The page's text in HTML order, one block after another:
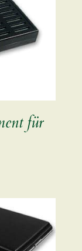
für